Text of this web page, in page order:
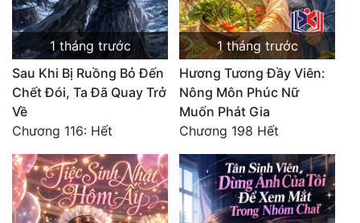
1 tháng trước
Sau Khi Bị Ruồng Bỏ Đến
Chết Đói, Ta Đã Quay Trở
Về
Chương 116: Hết
1 tháng trước
Hương Tương Đầy Viên:
Nông Môn Phúc Nữ
Muốn Phát Gia
Chương 198 Hết